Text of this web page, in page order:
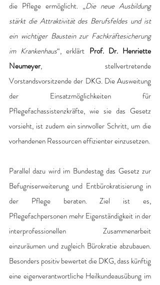
die Pflege ermöglicht. „Die neue Ausbildung
stärkt die Attraktivität des Berufsfeldes und ist
ein wichtiger Baustein zur Fachkräftesicherung
im Krankenhaus“, erklärt Prof. Dr. Henriette
Neumeyer, stellvertretende
Vorstandsvorsitzende der DKG. Die Ausweitung
der Einsatzmöglichkeiten für
Pflegefachassistenzkräfte, wie sie das Gesetz
vorsieht, ist zudem ein sinnvoller Schritt, um die
vorhandenen Ressourcen effizienter einzusetzen.
Parallel dazu wird im Bundestag das Gesetz zur
Befugniserweiterung und Entbürokratisierung in
der Pflege beraten. Ziel ist es,
Pflegefachpersonen mehr Eigenständigkeit in der
interprofessionellen Zusammenarbeit
einzuräumen und zugleich Bürokratie abzubauen.
Besonders positiv bewertet die DKG, dass künftig
eine eigenverantwortliche Heilkundeausübung im